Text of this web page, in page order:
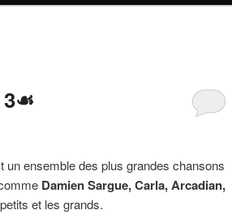
3☙
un ensemble des plus grandes chansons
Damien Sargue, Carla, Arcadian,
et les grands.